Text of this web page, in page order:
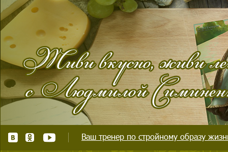
Ваш тренер по стройному образу